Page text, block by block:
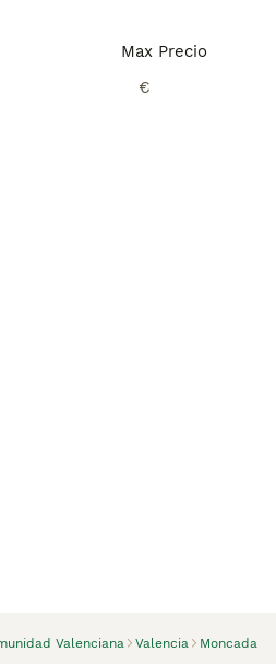
Max Precio
€
Valenciana Valencia Moncada